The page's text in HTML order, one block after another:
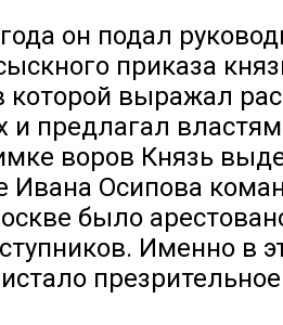
он подал
приказа
которой выражал
и предлагал властям
воров Князь
Ивана Осипова
было
Именно в